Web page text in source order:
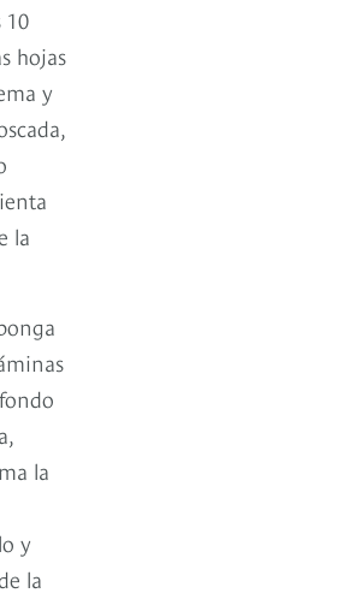
10
hojas
y
la
la
y
la